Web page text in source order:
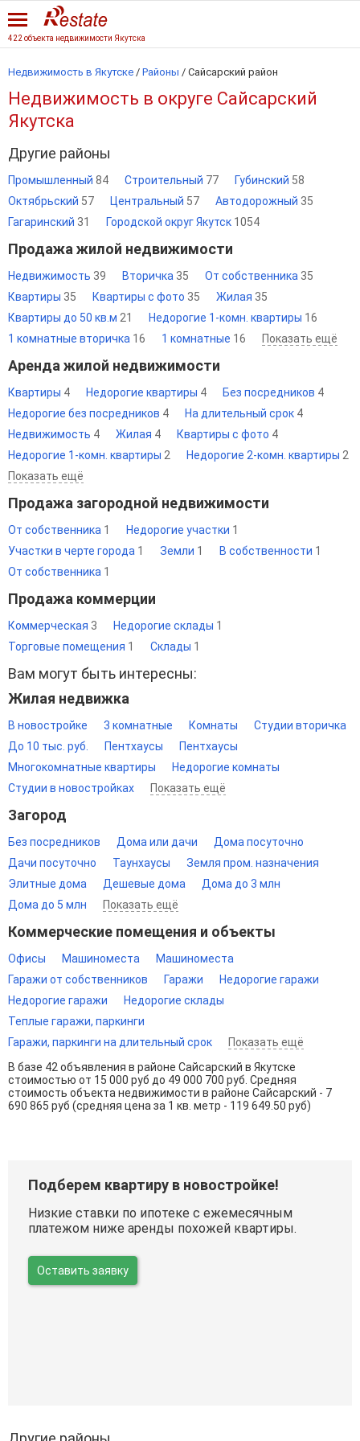
422 объекта недвижимости Якутска
Недвижимость в Якутске / Районы / Сайсарский район
Недвижимость в округе Сайсарский
Якутска
Другие районы
Промышленный 84 Строительный 77 Губинский 58
Октябрьский 57 Центральный 57 Автодорожный 35
Гагаринский 31 Городской округ Якутск 1054
Продажа жилой недвижимости
Недвижимость 39 Вторичка 35 От собственника 35
Квартиры 35 Квартиры с фото 35 Жилая 35
Квартиры до 50 кв.м 21 Недорогие 1-комн. квартиры 16
1 комнатные вторичка 16 1 комнатные 16 Показать ещё
Аренда жилой недвижимости
Квартиры 4 Недорогие квартиры 4 Без посредников 4
Недорогие без посредников 4 На длительный срок 4
Недвижимость 4 Жилая 4 Квартиры с фото 4
Недорогие 1-комн. квартиры 2 Недорогие 2-комн. квартиры 2
Показать ещё
Продажа загородной недвижимости
От собственника 1 Недорогие участки 1
Участки в черте города 1 Земли 1 В собственности 1
От собственника 1
Продажа коммерции
Коммерческая 3 Недорогие склады 1
Торговые помещения 1 Склады 1
Вам могут быть интересны:
Жилая недвижка
В новостройке 3 комнатные Комнаты
Студии вторичка
До 10 тыс. руб.
Пентхаусы
Пентхаусы
Многокомнатные квартиры
Недорогие комнаты
Студии в новостройках
Показать ещё
Загород
Без посредников Дома или дачи
Дома посуточно
Дачи посуточно
Таунхаусы
Земля пром. назначения
Элитные дома
Дешевые дома
Дома до 3 млн
Дома до 5 млн
Показать ещё
Коммерческие помещения и объекты
Офисы Машиноместа
Машиноместа
Гаражи от собственников
Гаражи
Недорогие гаражи
Недорогие гаражи
Недорогие склады
Теплые гаражи, паркинги
Гаражи, паркинги на длительный срок
Показать ещё
В базе 42 объявления в районе Сайсарский в Якутске
стоимостью от 15 000 руб до 49 000 700 руб. Средняя
стоимость объекта недвижимости в районе Сайсарский - 7
690 865 руб (средняя цена за 1 кв. метр - 119 649.50 руб)
Подберем квартиру в новостройке!
Низкие ставки по ипотеке с ежемесячным
платежом ниже аренды похожей квартиры.
Оставить заявку